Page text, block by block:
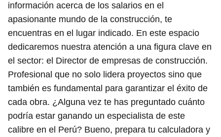
información acerca de los salarios en el
apasionante mundo de la construcción, te
encuentras en el lugar indicado. En este espacio
dedicaremos nuestra atención a una figura clave en
el sector: el Director de empresas de construcción.
Profesional que no solo lidera proyectos sino que
también es fundamental para garantizar el éxito de
cada obra. ¿Alguna vez te has preguntado cuánto
podría estar ganando un especialista de este
calibre en el Perú? Bueno, prepara tu calculadora y